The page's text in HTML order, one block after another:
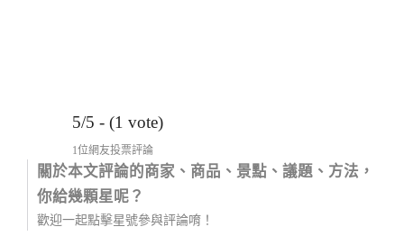
5/5 - (1 vote)
1位網友投票評論
關於本文評論的商家、商品、景點、議題、方法，
你給幾顆星呢？
歡迎一起點擊星號參與評論唷！